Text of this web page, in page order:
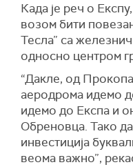
Када је реч о
возом бити
Тесла” са
односно центром
“Дакле, од
аеродрома идемо
идемо до Експа и
Обреновца. Тако
инвестиција
веома важно”,